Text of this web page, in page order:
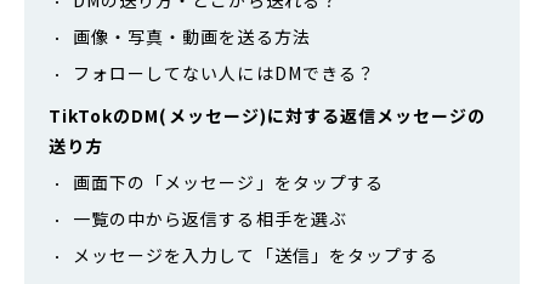
画像・写真・動画を送る方法
フォローしてない人にはDMできる？
TikTokのDM(メッセージ)に対する返信メッセージの
送り方
画面下の「メッセージ」をタップする
一覧の中から返信する相手を選ぶ
メッセージを入力して「送信」をタップする